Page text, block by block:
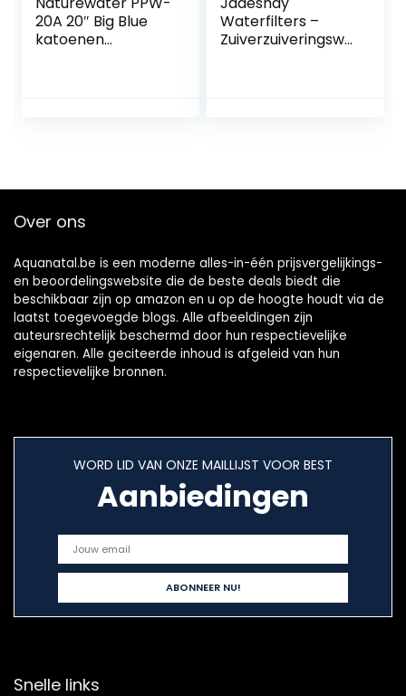
20A 20″ Big Blue
katoenen
Waterfilters –
Zuiverzuiveringswa
Over ons
Aquanatal.be is een moderne alles-in-één prijsvergelijkings-
en beoordelingswebsite die de beste deals biedt die
beschikbaar zijn op amazon en u op de hoogte houdt via de
laatst toegevoegde blogs. Alle afbeeldingen zijn
auteursrechtelijk beschermd door hun respectievelijke
eigenaren. Alle geciteerde inhoud is afgeleid van hun
respectievelijke bronnen.
WORD LID VAN ONZE MAILLIJST VOOR BEST
Aanbiedingen
Snelle links